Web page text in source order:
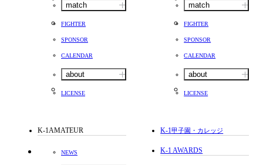
match
FIGHTER
SPONSOR
CALENDAR
about
LICENSE
match
FIGHTER
SPONSOR
CALENDAR
about
LICENSE
K-1AMATEUR
NEWS
K-1甲子園・カレッジ
K-1 AWARDS